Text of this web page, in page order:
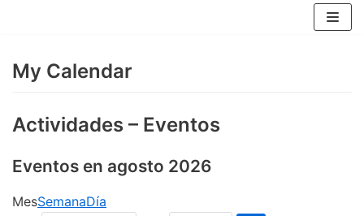
contenido
My Calendar
Actividades – Eventos
Eventos en agosto 2026
MesSemanaDía